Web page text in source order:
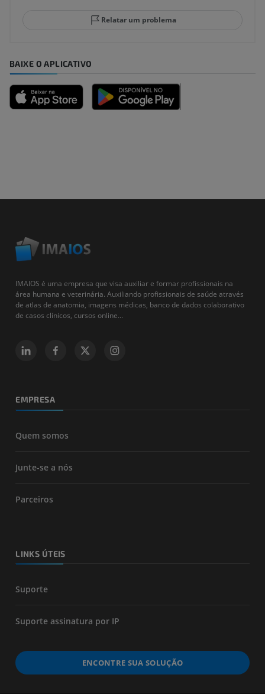
Relatar um problema
BAIXE O APLICATIVO
IMAIOS é uma empresa que visa auxiliar e formar profissionais na
área humana e veterinária. Auxiliando profissionais de saúde através
de atlas de anatomia, imagens médicas, banco de dados colaborativo
de casos clínicos, cursos online...
EMPRESA
Quem somos
Junte-se a nós
Parceiros
LINKS ÚTEIS
Suporte
Suporte assinatura por IP
ENCONTRE SUA SOLUÇÃO